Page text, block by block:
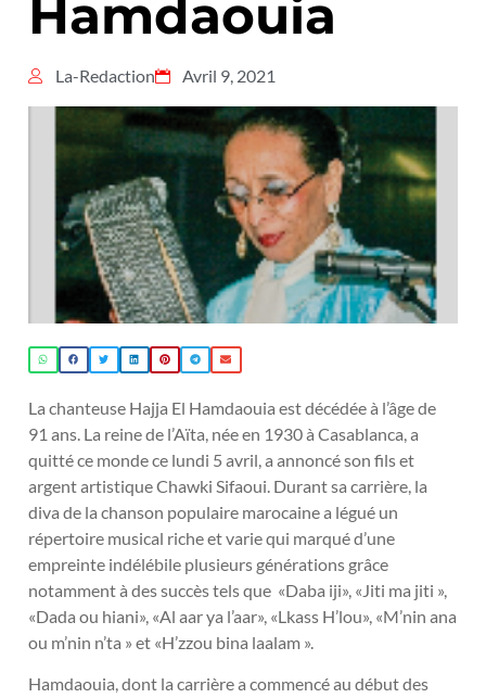
Hamdaouia
La-Redaction Avril 9, 2021
La chanteuse Hajja El Hamdaouia est décédée à l’âge de
91 ans. La reine de l’Aïta, née en 1930 à Casablanca, a
quitté ce monde ce lundi 5 avril, a annoncé son fils et
argent artistique Chawki Sifaoui. Durant sa carrière, la
diva de la chanson populaire marocaine a légué un
répertoire musical riche et varie qui marqué d’une
empreinte indélébile plusieurs générations grâce
notamment à des succès tels que «Daba iji», «Jiti ma jiti »,
«Dada ou hiani», «Al aar ya l’aar», «Lkass H’lou», «M’nin ana
ou m’nin n’ta » et «H’zzou bina laalam ».
Hamdaouia, dont la carrière a commencé au début des